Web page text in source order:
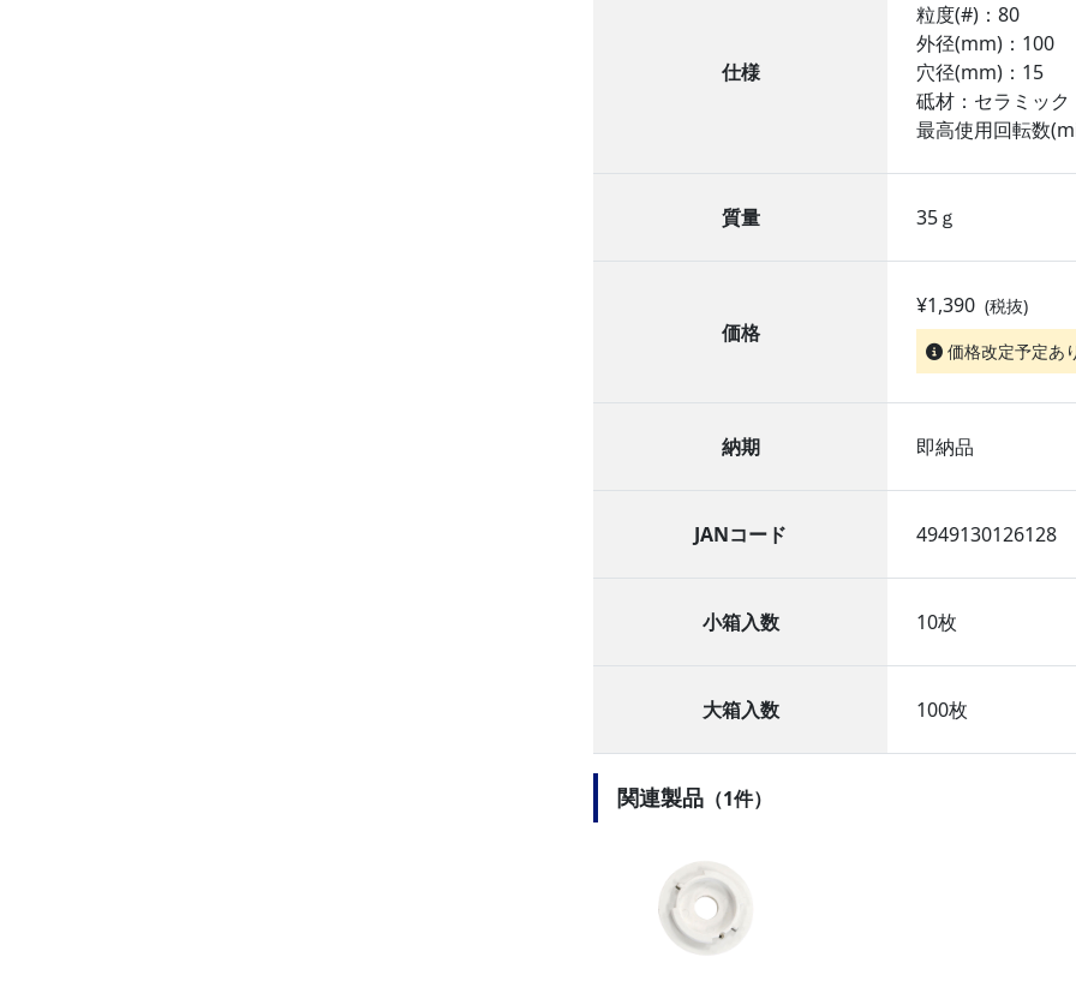
仕様
粒度(#)：80
外径(mm)：100
穴径(mm)：15
砥材：セラミック
最高使用回転数
質量 35ｇ
価格
¥1,390 (税抜)
価格改定予定あ
納期 即納品
JANコード 4949130126128
小箱入数 10枚
大箱入数 100枚
関連製品 （1件）